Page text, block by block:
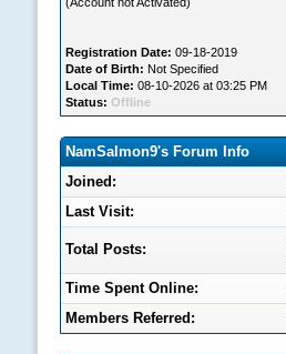
Registration Date: 09-18-2019
Date of Birth: Not Specified
Local Time: 08-10-2026 at 03:25 PM
Status: Offline
NamSalmon9's Forum Info
Joined:
Last Visit:
Total Posts:
Time Spent Online:
Members Referred: